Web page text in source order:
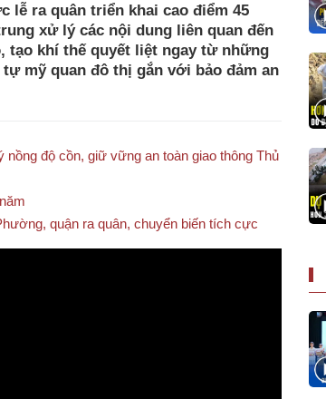
lễ ra quân triển khai cao điểm 45
xử lý các nội dung liên quan đến
tạo khí thế quyết liệt ngay từ những
mỹ quan đô thị gắn với bảo đảm an
độ cồn, giữ vững an toàn giao thông Thủ
quận ra quân, chuyển biến tích cực